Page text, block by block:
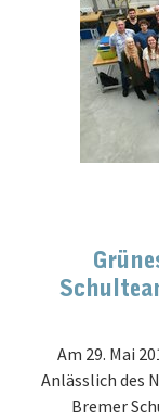
Am 29. Mai
Anlässlich des
Bremer